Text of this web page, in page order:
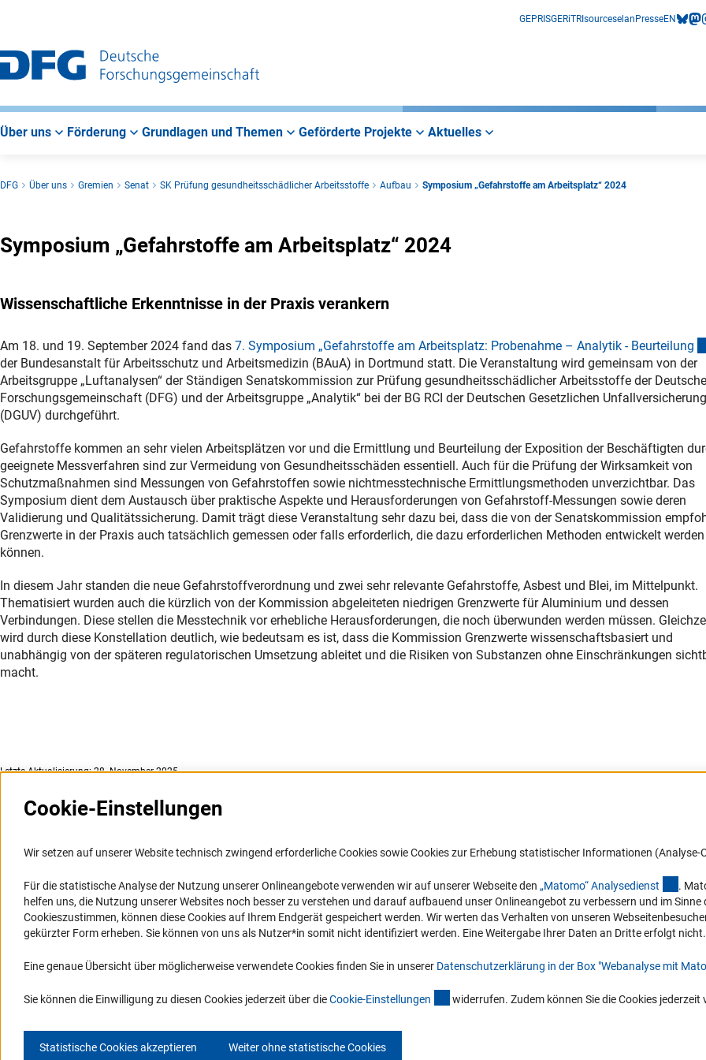
GEPRISGERiTRIsourceselan PresseEN
Über uns Förderung Grundlagen und Themen Geförderte Projekte Aktuelles
DFG Über uns Gremien Senat SK Prüfung gesundheitsschädlicher Arbeitsstoffe Aufbau Symposium „Gefahrstoffe am Arbeitsplatz“ 2024
Symposium „Gefahrstoffe am Arbeitsplatz“ 2024
Wissenschaftliche Erkenntnisse in der Praxis verankern
Am 18. und 19. September 2024 fand das 7. Symposium „Gefahrstoffe am Arbeitsplatz: Probenahme – Analytik - Beurteilung
der Bundesanstalt für Arbeitsschutz und Arbeitsmedizin (BAuA) in Dortmund statt. Die Veranstaltung wird gemeinsam von der
Arbeitsgruppe „Luftanalysen“ der Ständigen Senatskommission zur Prüfung gesundheitsschädlicher Arbeitsstoffe der
Forschungsgemeinschaft (DFG) und der Arbeitsgruppe „Analytik“ bei der BG RCI der Deutschen Gesetzlichen Unfallversicherung
(DGUV) durchgeführt.
Gefahrstoffe kommen an sehr vielen Arbeitsplätzen vor und die Ermittlung und Beurteilung der Exposition der Beschäftigten
geeignete Messverfahren sind zur Vermeidung von Gesundheitsschäden essentiell. Auch für die Prüfung der Wirksamkeit von
Schutzmaßnahmen sind Messungen von Gefahrstoffen sowie nichtmesstechnische Ermittlungsmethoden unverzichtbar. Das
Symposium dient dem Austausch über praktische Aspekte und Herausforderungen von Gefahrstoff-Messungen sowie deren
Validierung und Qualitätssicherung. Damit trägt diese Veranstaltung sehr dazu bei, dass die von der Senatskommission
Grenzwerte in der Praxis auch tatsächlich gemessen oder falls erforderlich, die dazu erforderlichen Methoden entwickelt werden
können.
In diesem Jahr standen die neue Gefahrstoffverordnung und zwei sehr relevante Gefahrstoffe, Asbest und Blei, im Mittelpunkt.
Thematisiert wurden auch die kürzlich von der Kommission abgeleiteten niedrigen Grenzwerte für Aluminium und dessen
Verbindungen. Diese stellen die Messtechnik vor erhebliche Herausforderungen, die noch überwunden werden müssen.
wird durch diese Konstellation deutlich, wie bedeutsam es ist, dass die Kommission Grenzwerte wissenschaftsbasiert und
unabhängig von der späteren regulatorischen Umsetzung ableitet und die Risiken von Substanzen ohne Einschränkungen
macht.
Letzte Aktualisierung: 28. November 2025
Informationssysteme
Portal Wissenschaftliche Integrität
GEPRIS
GEPRIS historisch
RIsources
FAQ
Karriere
Logo und Corporate Design
Vergabeverfahren
mit Behinderungen
Erklärung zur Barrierefreiheit
Barriere melden
in Ihr Mailpostfach oder schauen
die Ausgaben online an.
Zum Newsletter
Cookie-Einstellungen
Wir setzen auf unserer Website technisch zwingend erforderliche Cookies sowie Cookies zur Erhebung statistischer Informationen (Analyse-
Für die statistische Analyse der Nutzung unserer Onlineangebote verwenden wir auf unserer Webseite den „Matomo“ Analysedienst
.
helfen uns, die Nutzung unserer Websites noch besser zu verstehen und darauf aufbauend unser Onlineangebot zu verbessern und im
Cookieszustimmen, können diese Cookies auf Ihrem Endgerät gespeichert werden. Wir werten das Verhalten von unseren
gekürzter Form erheben. Sie können von uns als Nutzer*in somit nicht identifiziert werden. Eine Weitergabe Ihrer Daten an Dritte erfolgt nicht.
Eine genaue Übersicht über möglicherweise verwendete Cookies finden Sie in unserer Datenschutzerklärung in der Box "Webanalyse mit
Sie können die Einwilligung zu diesen Cookies jederzeit über dieCookie-Einstellungen (interner Link)
widerrufen. Zudem können Sie die Cookies
Statistische Cookies akzeptieren Weiter ohne statistische Cookies